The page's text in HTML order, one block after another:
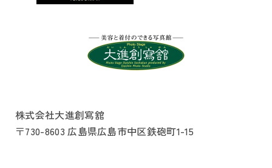
株式会社大進創寫舘
〒730-8603 広島県広島市中区鉄砲町1-15